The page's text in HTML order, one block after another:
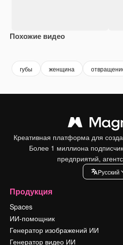
Похожие видео
губы женщина
Креативная платформа для
Более 1 миллиона
предприятий,
Pусский
Продукция
Spaces
ИИ-помощник
Генератор изображений ИИ
Генератор видео ИИ